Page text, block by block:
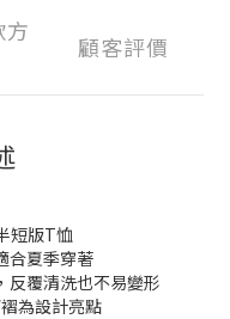
顧客評價
短版T恤
合夏季穿著
反覆清洗也不易變形
為設計亮點